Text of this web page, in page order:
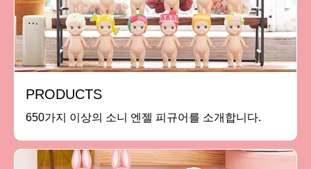
PRODUCTS
650가지 이상의 소니 엔젤 피규어를 소개합니다.